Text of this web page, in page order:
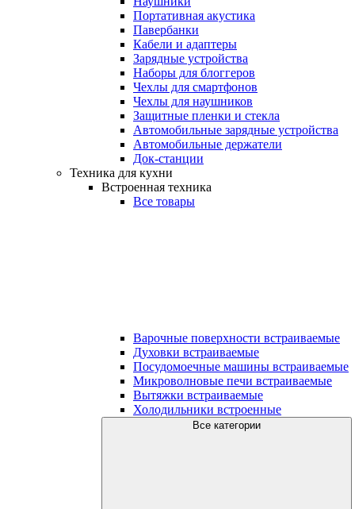
Портативная акустика
Павербанки
Кабели и адаптеры
Зарядные устройства
Наборы для блоггеров
Чехлы для смартфонов
Чехлы для наушников
Защитные пленки и стекла
Автомобильные зарядные устройства
Автомобильные держатели
Док-станции
Техника для кухни
Встроенная техника
Все товары
Варочные поверхности встраиваемые
Духовки встраиваемые
Посудомоечные машины встраиваемые
Микроволновые печи встраиваемые
Вытяжки встраиваемые
Холодильники встроенные
Все категории